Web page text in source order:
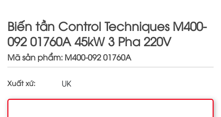
Biến tần Control Techniques M400-
092 01760A 45kW 3 Pha 220V
Mã sản phẩm: M400-092 01760A
Xuất xứ: UK